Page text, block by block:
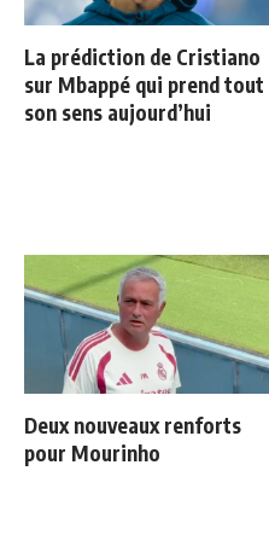
La prédiction de Cristiano
sur Mbappé qui prend tout
son sens aujourd’hui
Deux nouveaux renforts
pour Mourinho